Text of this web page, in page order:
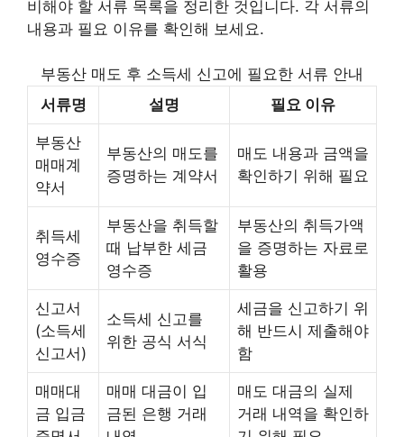
비해야 할 서류 목록을 정리한 것입니다. 각 서류의
내용과 필요 이유를 확인해 보세요.
부동산 매도 후 소득세 신고에 필요한 서류 안내
서류명
설명 필요 이유
부동산
매매계
약서
부동산의 매도를
증명하는 계약서
매도 내용과 금액을
확인하기 위해 필요
취득세
영수증
부동산을 취득할
때 납부한 세금
영수증
부동산의 취득가액
을 증명하는 자료로
활용
신고서
(소득세
신고서)
소득세 신고를
위한 공식 서식
세금을 신고하기 위
해 반드시 제출해야
함
매매대
금 입금
매매 대금이 입
금된 은행 거래
매도 대금의 실제
거래 내역을 확인하